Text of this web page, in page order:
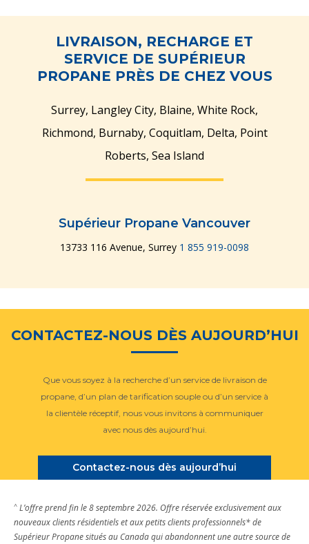
Gérer plusieurs sites
Gérer plusieurs sites
Gérer plusieurs sites
Gérer plusieurs sites
Gérer plusieurs sites
Gérer plusieurs sites
Gérer plusieurs sites
Gérer plusieurs sites
Gérer plusieurs sites
Gérer plusieurs sites
Gérer plusieurs sites
Gérer plusieurs sites
Gérer plusieurs sites
LIVRAISON, RECHARGE ET
SERVICE DE SUPÉRIEUR
PROPANE PRÈS DE CHEZ VOUS
Surrey, Langley City, Blaine, White Rock,
Richmond, Burnaby, Coquitlam, Delta, Point
Roberts, Sea Island
Supérieur Propane Vancouver
13733 116 Avenue, Surrey 1 855 919-0098
CONTACTEZ-NOUS DÈS AUJOURD’HUI
Que vous soyez à la recherche d’un service de livraison de
propane, d’un plan de tarification souple ou d’un service à
la clientèle réceptif, nous vous invitons à communiquer
avec nous dès aujourd’hui.
Contactez-nous dès aujourd’hui
^ L’offre prend fin le 8 septembre 2026. Offre réservée exclusivement aux
nouveaux clients résidentiels et aux petits clients professionnels* de
Supérieur Propane situés au Canada qui abandonnent une autre source de